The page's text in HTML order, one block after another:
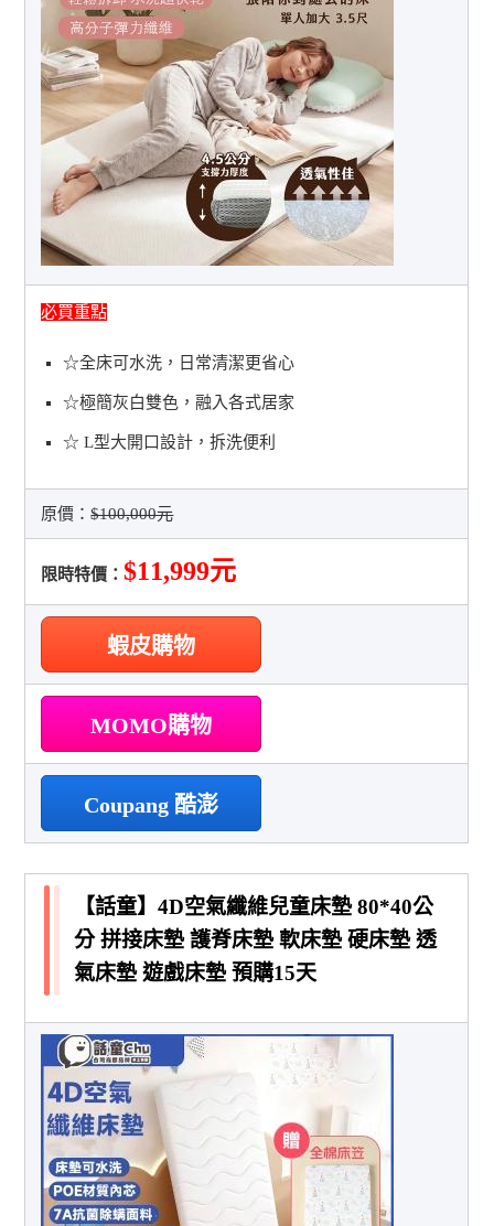
必買重點
☆全床可水洗，日常清潔更省心
☆極簡灰白雙色，融入各式居家
☆ L型大開口設計，拆洗便利
原價：$100,000元
限時特價：$11,999元
蝦皮購物
MOMO購物
Coupang 酷澎
【話童】4D空氣纖維兒童床墊 80*40公
分 拼接床墊 護脊床墊 軟床墊 硬床墊 透
氣床墊 遊戲床墊 預購15天